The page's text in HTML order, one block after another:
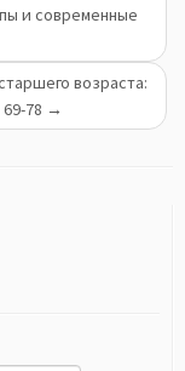
и современные
возраста:
78 →